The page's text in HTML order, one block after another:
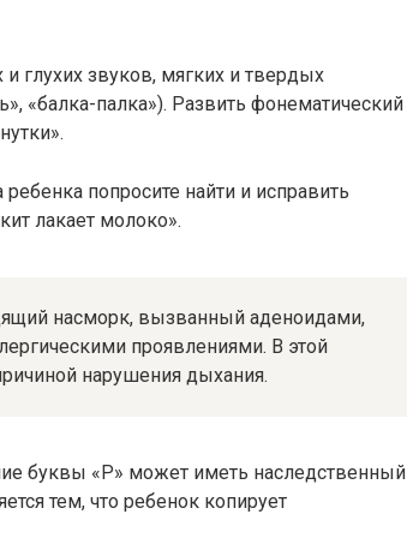
глухих звуков, мягких и твердых
«балка-палка»). Развить фонематический
попросите найти и исправить
лакает молоко».
насморк, вызванный аденоидами,
проявлениями. В этой
нарушения дыхания.
буквы «Р» может иметь наследственный
тем, что ребенок копирует